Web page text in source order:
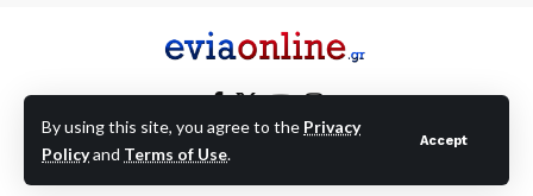
By using this site, you agree to the Privacy
Policyand Terms of Use.
Accept
EVIAONLINE © eviaonline.gr - All Rights Reserved.